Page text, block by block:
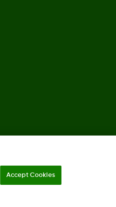
Accept Cookies